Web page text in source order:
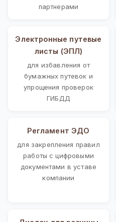
партнерами
Электронные путевые
листы (ЭПЛ)
для избавления от
бумажных путевок и
упрощения проверок
ГИБДД
Регламент ЭДО
для закрепления правил
работы с цифровыми
документами в уставе
компании